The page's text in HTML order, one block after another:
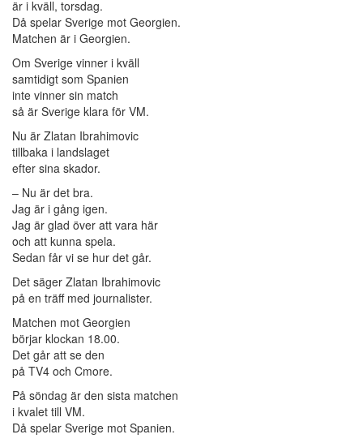
är i kväll, torsdag.
Då spelar Sverige mot Georgien.
Matchen är i Georgien.
Om Sverige vinner i kväll
samtidigt som Spanien
inte vinner sin match
så är Sverige klara för VM.
Nu är Zlatan Ibrahimovic
tillbaka i landslaget
efter sina skador.
– Nu är det bra.
Jag är i gång igen.
Jag är glad över att vara här
och att kunna spela.
Sedan får vi se hur det går.
Det säger Zlatan Ibrahimovic
på en träff med journalister.
Matchen mot Georgien
börjar klockan 18.00.
Det går att se den
på TV4 och Cmore.
På söndag är den sista matchen
i kvalet till VM.
Då spelar Sverige mot Spanien.